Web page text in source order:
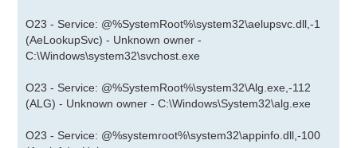
O23 - Service: @%SystemRoot%\system32\aelupsvc.dll,-1
(AeLookupSvc) - Unknown owner -
C:\Windows\system32\svchost.exe
O23 - Service: @%SystemRoot%\system32\Alg.exe,-112
(ALG) - Unknown owner - C:\Windows\System32\alg.exe
O23 - Service: @%systemroot%\system32\appinfo.dll,-100